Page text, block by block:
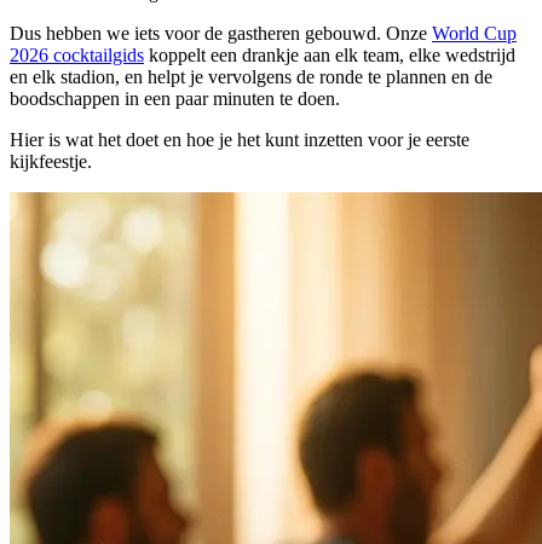
Dus hebben we iets voor de gastheren gebouwd. Onze World Cup
2026 cocktailgids koppelt een drankje aan elk team, elke wedstrijd
en elk stadion, en helpt je vervolgens de ronde te plannen en de
boodschappen in een paar minuten te doen.
Hier is wat het doet en hoe je het kunt inzetten voor je eerste
kijkfeestje.